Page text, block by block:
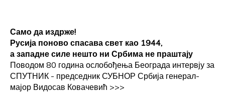
Само да издрже!
Русија поново спасава свет као 1944,
а западне силе нешто ни Србима не праштају
Поводом 80 година ослобођења Београда интервју за
СПУТНИК - председник СУБНОР Србија генерал-
мајор Видосав Ковачевић >>>